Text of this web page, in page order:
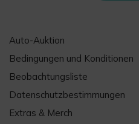
Auto-Auktion
Bedingungen und Konditionen
Beobachtungsliste
Datenschutzbestimmungen
Extras & Merch